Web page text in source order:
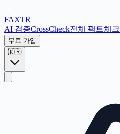
FAXTR
AI 검증CrossCheck전체 팩트체크
무료 가입
🇰🇷